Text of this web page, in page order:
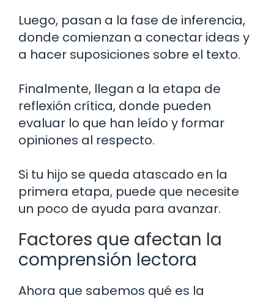
Luego, pasan a la fase de inferencia,
donde comienzan a conectar ideas y
a hacer suposiciones sobre el texto.
Finalmente, llegan a la etapa de
reflexión crítica, donde pueden
evaluar lo que han leído y formar
opiniones al respecto.
Si tu hijo se queda atascado en la
primera etapa, puede que necesite
un poco de ayuda para avanzar.
Factores que afectan la
comprensión lectora
Ahora que sabemos qué es la